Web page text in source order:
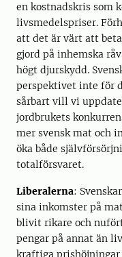
en kostnadskris som
livsmedelspriser.
att det är värt att
gjord på inhemska
högt djurskydd.
perspektivet inte för
sårbart vill vi
jordbrukets
mer svensk mat och
öka både
totalförsvaret.
Liberalerna:
sina inkomster på
blivit rikare och
pengar på annat än
kraftiga prishöjningar